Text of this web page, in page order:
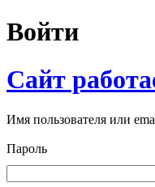
Войти
Сайт
Имя пользователя или
Пароль